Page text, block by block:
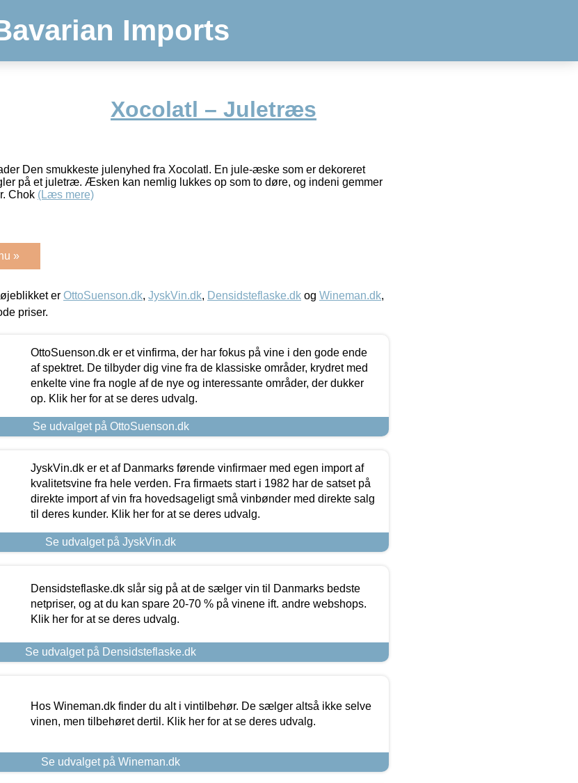
Imports
Xocolatl – Juletræs
Den smukkeste julenyhed fra Xocolatl. En jule-æske som er dekoreret
på et juletræ. Æsken kan nemlig lukkes op som to døre, og indeni gemmer
Chok (Læs mere)
»
er OttoSuenson.dk, JyskVin.dk, Densidsteflaske.dk og Wineman.dk,
priser.
OttoSuenson.dk er et vinfirma, der har fokus på vine i den gode ende
af spektret. De tilbyder dig vine fra de klassiske områder, krydret med
enkelte vine fra nogle af de nye og interessante områder, der dukker
op. Klik her for at se deres udvalg.
Se udvalget på OttoSuenson.dk
JyskVin.dk er et af Danmarks førende vinfirmaer med egen import af
kvalitetsvine fra hele verden. Fra firmaets start i 1982 har de satset på
direkte import af vin fra hovedsageligt små vinbønder med direkte salg
til deres kunder. Klik her for at se deres udvalg.
Se udvalget på JyskVin.dk
Densidsteflaske.dk slår sig på at de sælger vin til Danmarks bedste
netpriser, og at du kan spare 20-70 % på vinene ift. andre webshops.
Klik her for at se deres udvalg.
Se udvalget på Densidsteflaske.dk
Hos Wineman.dk finder du alt i vintilbehør. De sælger altså ikke selve
vinen, men tilbehøret dertil. Klik her for at se deres udvalg.
Se udvalget på Wineman.dk